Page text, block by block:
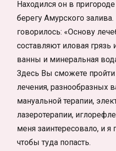
Находился он в
берегу Амурского
говорилось: «Основу
составляют иловая грязь
ванны и минеральная
Здесь Вы сможете
лечения, разнообразных
мануальной терапии,
лазеротерапии,
меня заинтересовало, и
чтобы туда попасть.